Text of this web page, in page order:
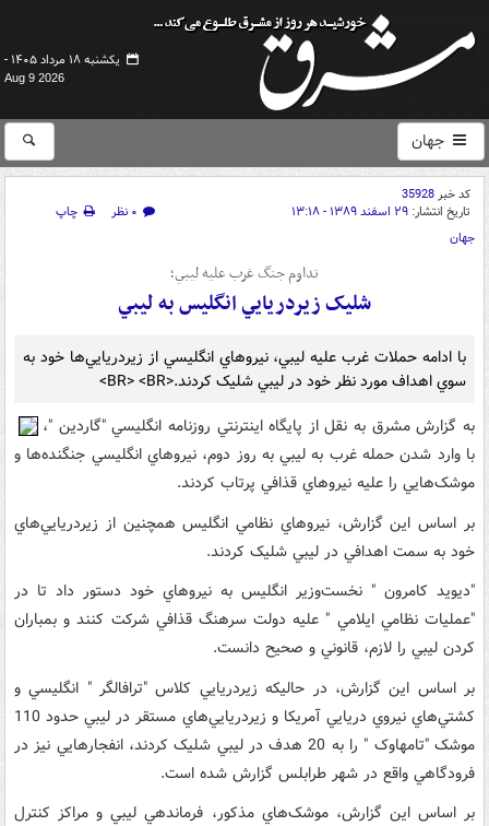
یکشنبه ۱۸ مرداد ۱۴۰۵ -
Aug 9 2026
جهان
کد خبر35928
تاریخ انتشار: ۲۹ اسفند ۱۳۸۹ - ۱۳:۱۸ ۰ نظر
چاپ
جهان
تداوم جنگ غرب عليه ليبي؛
شليک زيردريايي انگليس به ليبي
با ادامه حملات غرب عليه ليبي، نيروهاي انگليسي از زيردريايي‌ها خود به
سوي اهداف مورد نظر خود در ليبي شليک کردند.<BR> <BR>
به گزارش مشرق به نقل از پايگاه اينترنتي روزنامه انگليسي "گاردين "،
با وارد شدن حمله غرب به ليبي به روز دوم، نيروهاي انگليسي جنگنده‌ها و
موشک‌هايي را عليه نيروهاي قذافي پرتاب کردند.
بر اساس اين گزارش، نيروهاي نظامي انگليس همچنين از زيردريايي‌هاي
خود به سمت اهدافي در ليبي شليک کردند.
"ديويد کامرون " نخست‌وزير انگليس به نيروهاي خود دستور داد تا در
"عمليات نظامي ايلامي " عليه دولت سرهنگ قذافي شرکت کنند و بمباران
کردن ليبي را لازم، قانوني و صحيح دانست.
بر اساس اين گزارش، در حاليکه زيردريايي کلاس "ترافالگر " انگليسي و
کشتي‌هاي نيروي دريايي آمريکا و زيردريايي‌هاي مستقر در ليبي حدود 110
موشک "تامهاوک " را به 20 هدف در ليبي شليک کردند، انفجارهايي نيز در
فرودگاهي واقع در شهر طرابلس گزارش شده است.
بر اساس اين گزارش، موشک‌هاي مذکور، فرماندهي ليبي و مراکز کنترل